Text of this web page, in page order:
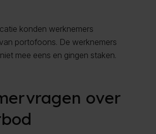
konden werknemers
portofoons. De werknemers
mee eens en gingen staken.
over